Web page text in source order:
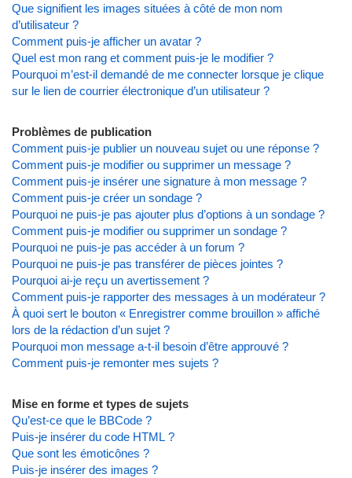
Que signifient les images situées à côté de mon nom
d’utilisateur ?
Comment puis-je afficher un avatar ?
Quel est mon rang et comment puis-je le modifier ?
Pourquoi m’est-il demandé de me connecter lorsque je clique
sur le lien de courrier électronique d’un utilisateur ?
Problèmes de publication
Comment puis-je publier un nouveau sujet ou une réponse ?
Comment puis-je modifier ou supprimer un message ?
Comment puis-je insérer une signature à mon message ?
Comment puis-je créer un sondage ?
Pourquoi ne puis-je pas ajouter plus d’options à un sondage ?
Comment puis-je modifier ou supprimer un sondage ?
Pourquoi ne puis-je pas accéder à un forum ?
Pourquoi ne puis-je pas transférer de pièces jointes ?
Pourquoi ai-je reçu un avertissement ?
Comment puis-je rapporter des messages à un modérateur ?
À quoi sert le bouton « Enregistrer comme brouillon » affiché
lors de la rédaction d’un sujet ?
Pourquoi mon message a-t-il besoin d’être approuvé ?
Comment puis-je remonter mes sujets ?
Mise en forme et types de sujets
Qu’est-ce que le BBCode ?
Puis-je insérer du code HTML ?
Que sont les émoticônes ?
Puis-je insérer des images ?